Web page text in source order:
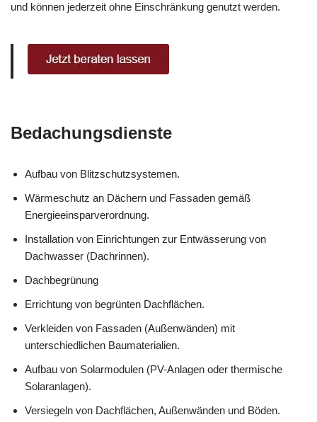
und können jederzeit ohne Einschränkung genutzt werden.
Bedachungsdienste
Aufbau von Blitzschutzsystemen.
Wärmeschutz an Dächern und Fassaden gemäß
Energieeinsparverordnung.
Installation von Einrichtungen zur Entwässerung von
Dachwasser (Dachrinnen).
Dachbegrünung
Errichtung von begrünten Dachflächen.
Verkleiden von Fassaden (Außenwänden) mit
unterschiedlichen Baumaterialien.
Aufbau von Solarmodulen (PV-Anlagen oder thermische
Solaranlagen).
Versiegeln von Dachflächen, Außenwänden und Böden.